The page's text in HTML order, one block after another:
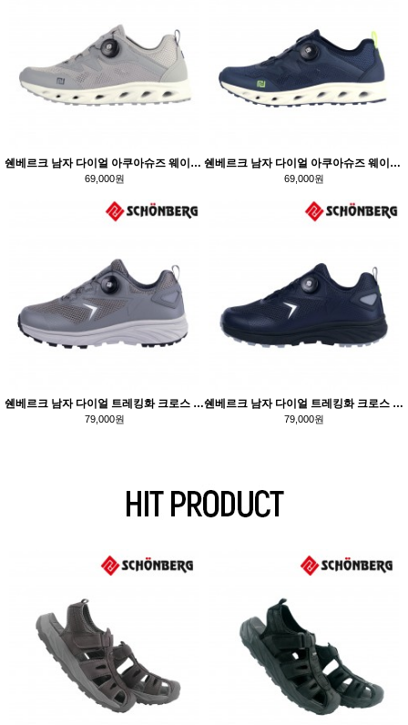
쉔베르크 남자 다이얼 아쿠아슈즈 웨이브 TM334 그레이
69,000원
쉔베르크 남자 다이얼 아쿠아슈즈 웨이브 TM333 네이비
69,000원
쉔베르크 남자 다이얼 트레킹화 크로스 TM330 그레이
79,000원
쉔베르크 남자 다이얼 트레킹화 크로스 TM329 네이비
79,000원